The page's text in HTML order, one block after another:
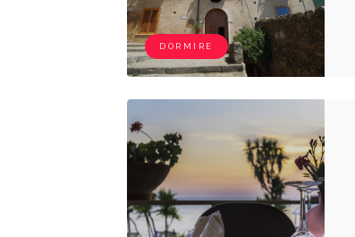
DORMIRE